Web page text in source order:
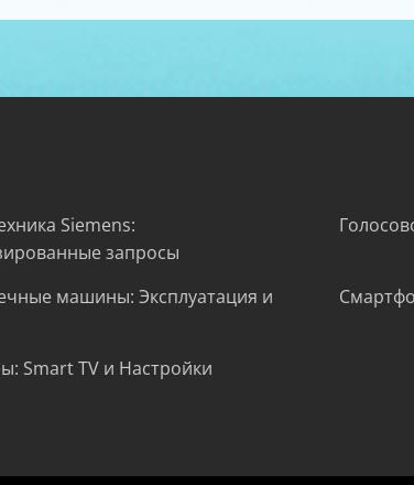
Siemens:
запросы
машины: Эксплуатация и
Smart TV и Настройки